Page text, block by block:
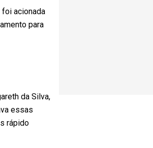
foi acionada
para
da Silva,
essas
rápido